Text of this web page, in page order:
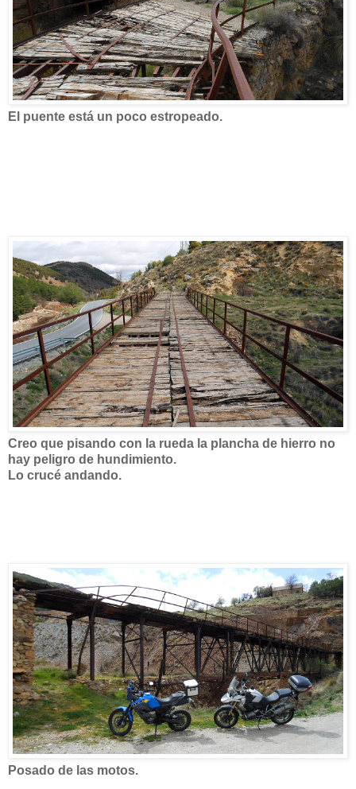
El puente está un poco estropeado.
Creo que pisando con la rueda la plancha de hierro no
hay peligro de hundimiento.
Lo crucé andando.
Posado de las motos.